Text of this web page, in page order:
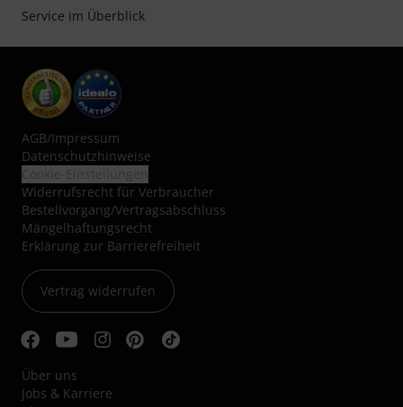
Service im Überblick
AGB/Impressum
Datenschutzhinweise
Widerrufsrecht für Verbraucher
Bestellvorgang/Vertragsabschluss
Mängelhaftungsrecht
Erklärung zur Barrierefreiheit
Vertrag widerrufen
Über uns
Jobs & Karriere